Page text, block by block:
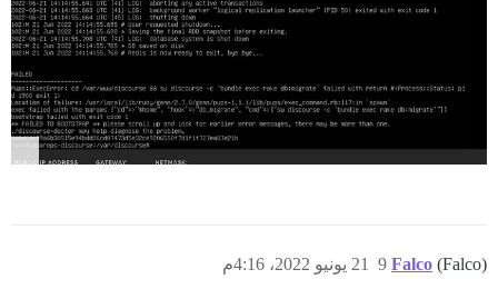
Falco (Falco) 21 يونيو 2022، 4:16م 9